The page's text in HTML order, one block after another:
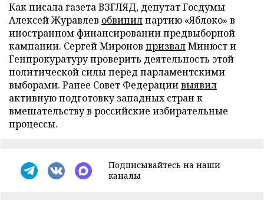
Как писала газета ВЗГЛЯД, депутат Госдумы
Алексей Журавлев обвинилпартию «Яблоко» в
иностранном финансировании предвыборной
кампании. Сергей Миронов призвалМинюст и
Генпрокуратуру проверить деятельность этой
политической силы перед парламентскими
выборами. Ранее Совет Федерациивыявил
активную подготовку западных стран к
вмешательству в российские избирательные
процессы.
Подписывайтесь на наши
каналы